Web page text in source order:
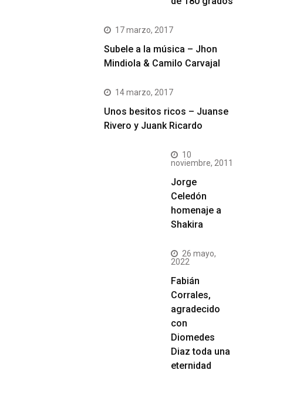
17 marzo, 2017
Subele a la música – Jhon
Mindiola & Camilo Carvajal
14 marzo, 2017
Unos besitos ricos – Juanse
Rivero y Juank Ricardo
10
noviembre, 2011
Jorge
Celedón
homenaje a
Shakira
26 mayo,
2022
Fabián
Corrales,
agradecido
con
Diomedes
Diaz toda una
eternidad